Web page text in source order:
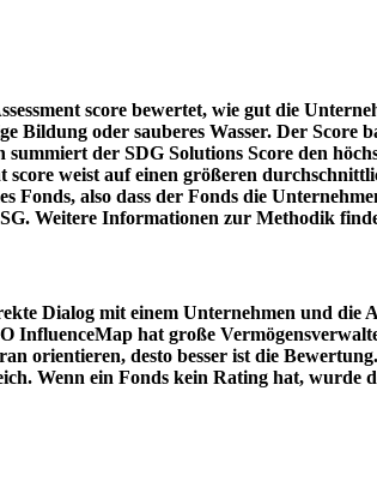
score bewertet, wie gut die
Bildung oder sauberes Wasser. Der
summiert der SDG Solutions Score den
score weist auf einen größeren
also dass der Fonds die
Weitere Informationen zur Methodik
Dialog mit einem Unternehmen und die
InfluenceMap hat große
orientieren, desto besser ist die
Wenn ein Fonds kein Rating hat,